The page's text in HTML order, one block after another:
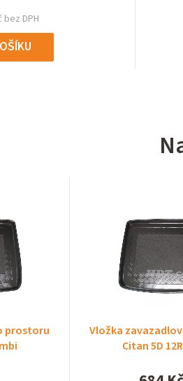
bez DPH
prostoru
Vložka
Citan 5D